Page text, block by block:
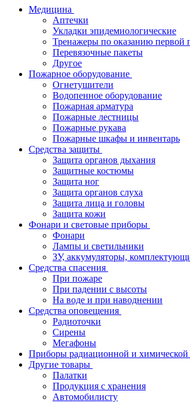
Медицина
Аптечки
Укладки эпидемиологические
Тренажеры по оказанию первой
Перевязочные пакеты
Другое
Пожарное оборудование
Огнетушители
Водопенное оборудование
Пожарная арматура
Пожарные лестницы
Пожарные рукава
Пожарные шкафы и инвентарь
Средства защиты
Защита органов дыхания
Защитные костюмы
Защита ног
Защита органов слуха
Защита лица и головы
Защита кожи
Фонари и световые приборы
Фонари
Лампы и светильники
ЗУ, аккумуляторы,
Средства спасения
При пожаре
При падении с высоты
На воде и при наводнении
Средства оповещения
Радиоточки
Сирены
Мегафоны
Приборы радиационной и химической
Другие товары
Палатки
Продукция с хранения
Автомобилисту